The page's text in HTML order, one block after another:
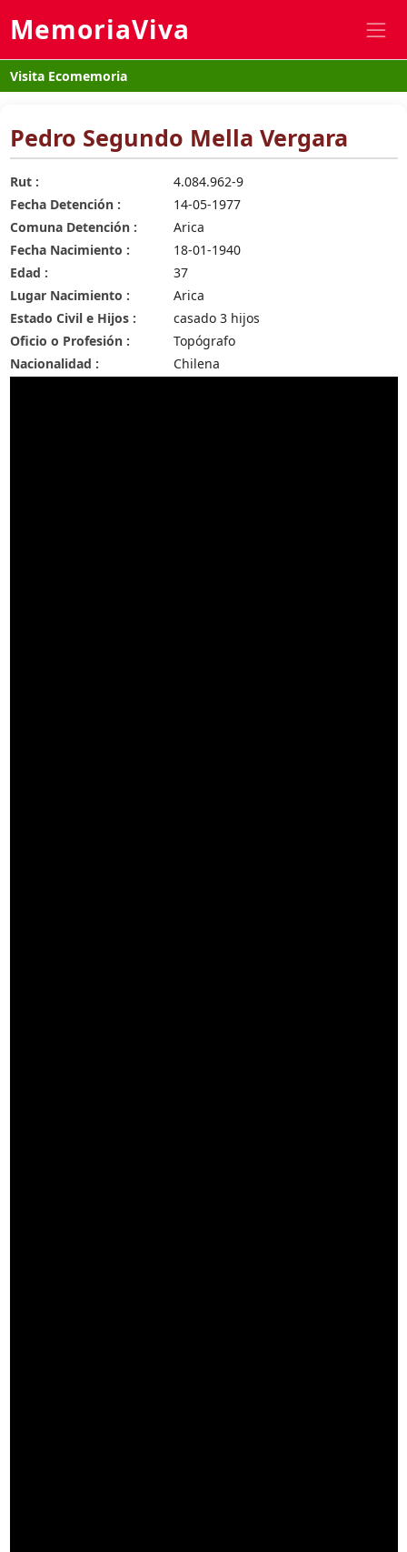
MemoriaViva
Visita Ecomemoria
Pedro Segundo Mella Vergara
Rut :
4.084.962-9
Fecha Detención :
14-05-1977
Comuna Detención :
Arica
Fecha Nacimiento :
18-01-1940
Edad :
37
Lugar Nacimiento :
Arica
Estado Civil e Hijos :
casado 3 hijos
Oficio o Profesión :
Topógrafo
Nacionalidad :
Chilena